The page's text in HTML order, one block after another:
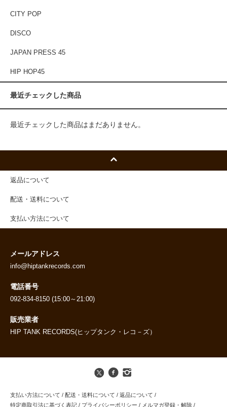
CITY POP
DISCO
JAPAN PRESS 45
HIP HOP45
最近チェックした商品
最近チェックした商品はまだありません。
返品について
配送・送料について
支払い方法について
メールアドレス
info@hiptankrecords.com
電話番号
092-834-8150 (15:00～21:00)
販売業者
HIP TANK RECORDS(ヒップタンク・レコ－ズ）
支払い方法について / 配送・送料について / 返品について /
特定商取引法に基づく表記 / プライバシーポリシー / メルマガ登録・解除 /